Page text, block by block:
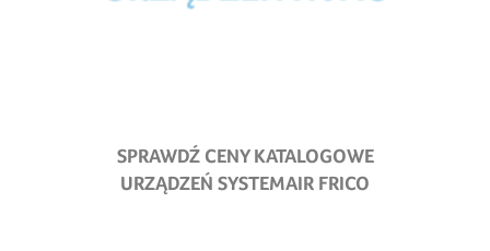
SPRAWDŹ CENY KATALOGOWE
URZĄDZEŃ SYSTEMAIR FRICO